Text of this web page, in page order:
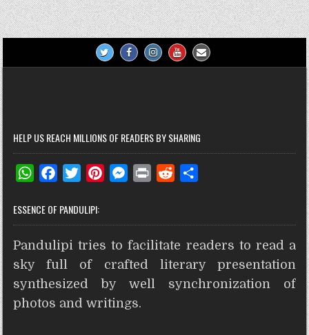
t
r
navigation
HELP US REACH MILLIONS OF READERS BY SHARING
W
a
t
s
A
p
p
c
e
b
o
o
k
T
i
t
t
e
r
t
e
r
e
s
M
s
e
n
g
e
n
t
d
i
t
r
e
ESSENCE OF PANDULIPI:
Pandulipi tries to facilitate readers to read a
sky full of crafted literary presentation
synthesized by well synchronization of
photos and writings.